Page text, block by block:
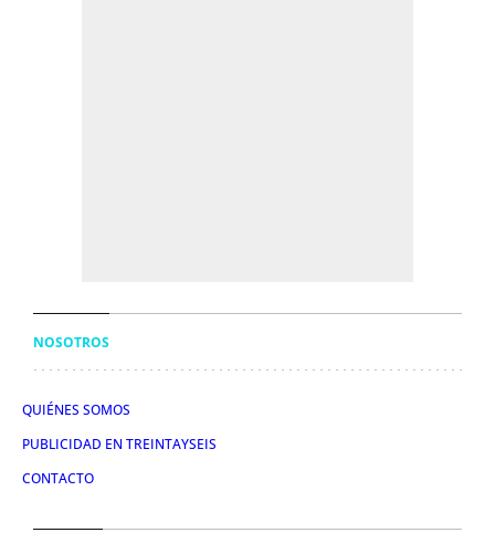
NOSOTROS
QUIÉNES SOMOS
PUBLICIDAD EN TREINTAYSEIS
CONTACTO